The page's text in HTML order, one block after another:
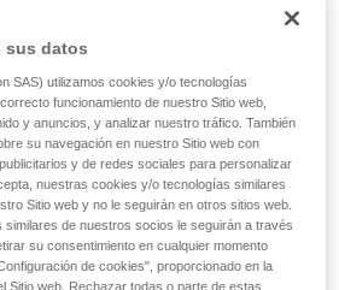
de ejecutarlas de forma
de técnicas relacionadas con
Pueden existir otras que no
aquí.
ZONA 1 ZONA 21
ZONA 2 ZONA 22
sus datos
SAS) utilizamos cookies y/o tecnologías
funcionamiento de nuestro Sitio web,
y anuncios, y analizar nuestro tráfico. También
su navegación en nuestro Sitio web con
y de redes sociales para personalizar
nuestras cookies y/o tecnologías similares
Sitio web y no le seguirán en otros sitios web.
de nuestros socios le seguirán a través
su consentimiento en cualquier momento
de cookies", proporcionado en la
Sitio web. Rechazar todas o parte de estas